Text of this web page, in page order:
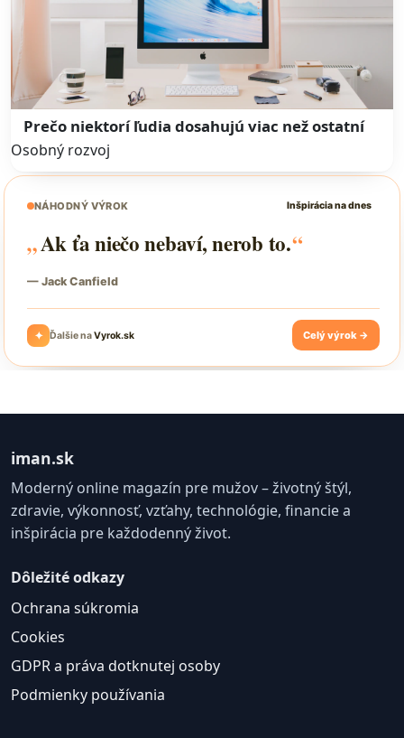
Prečo niektorí ľudia dosahujú viac než ostatní
Osobný rozvoj
iman.sk
Moderný online magazín pre mužov – životný štýl,
zdravie, výkonnosť, vzťahy, technológie, financie a
inšpirácia pre každodenný život.
Dôležité odkazy
Ochrana súkromia
Cookies
GDPR a práva dotknutej osoby
Podmienky používania